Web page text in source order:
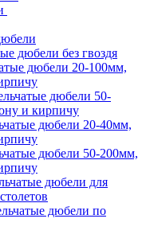
дюбели без гвоздя
дюбели 20-100мм,
дюбели 50-
и кирпичу
дюбели 20-40мм,
дюбели 50-200мм,
дюбели для
дюбели по